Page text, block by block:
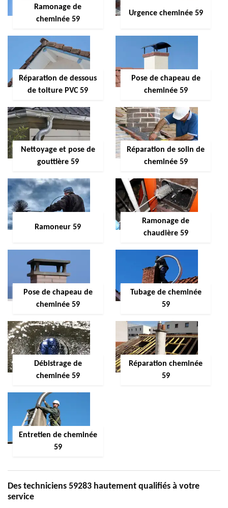
Ramonage de
cheminée 59
Urgence cheminée 59
Réparation de dessous
de toiture PVC 59
Pose de chapeau de
cheminée 59
Nettoyage et pose de
gouttière 59
Réparation de solin de
cheminée 59
Ramoneur 59
Ramonage de
chaudière 59
Pose de chapeau de
cheminée 59
Tubage de cheminée
59
Débistrage de
cheminée 59
Réparation cheminée
59
Entretien de cheminée
59
Des techniciens 59283 hautement qualifiés à votre
service